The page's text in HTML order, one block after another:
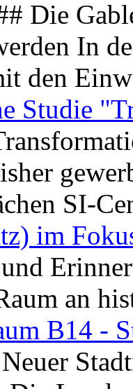
Die
In
den
Studie
SI-
im
an
B14 -